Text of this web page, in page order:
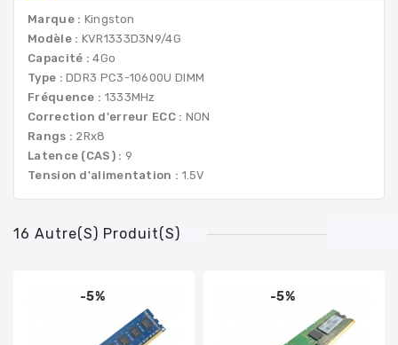
Marque : Kingston
Modèle : KVR1333D3N9/4G
Capacité :4Go
Type :DDR3 PC3-10600U DIMM
Fréquence : 1333MHz
Correction d'erreur ECC : NON
Rangs : 2Rx8
Latence (CAS) : 9
Tension d'alimentation : 1.5V
16 Autre(s) Produit(s)
-5% -5%